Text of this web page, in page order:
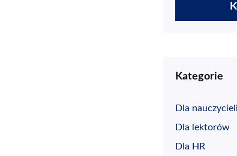
Kategorie
Dla nauczycieli
Dla lektorów
Dla HR